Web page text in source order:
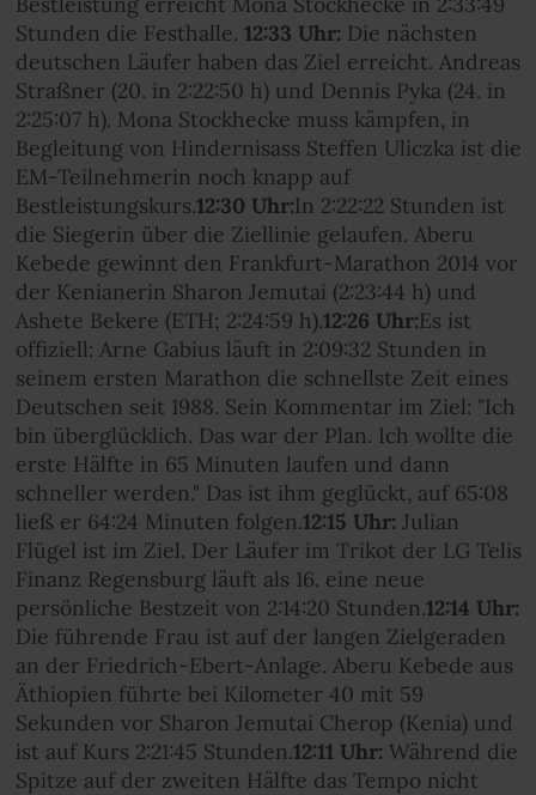
Stunden die Festhalle. 12:33 Uhr: Die nächsten
deutschen Läufer haben das Ziel erreicht. Andreas
Straßner (20. in 2:22:50 h) und Dennis Pyka (24. in
2:25:07 h). Mona Stockhecke muss kämpfen, in
Begleitung von Hindernisass Steffen Uliczka ist die
EM-Teilnehmerin noch knapp auf
Bestleistungskurs.12:30 Uhr:In 2:22:22 Stunden ist
die Siegerin über die Ziellinie gelaufen. Aberu
Kebede gewinnt den Frankfurt-Marathon 2014 vor
der Kenianerin Sharon Jemutai (2:23:44 h) und
Ashete Bekere (ETH; 2:24:59 h).12:26 Uhr:Es ist
offiziell: Arne Gabius läuft in 2:09:32 Stunden in
seinem ersten Marathon die schnellste Zeit eines
Deutschen seit 1988. Sein Kommentar im Ziel: "Ich
bin überglücklich. Das war der Plan. Ich wollte die
erste Hälfte in 65 Minuten laufen und dann
schneller werden." Das ist ihm geglückt, auf 65:08
ließ er 64:24 Minuten folgen.12:15 Uhr: Julian
Flügel ist im Ziel. Der Läufer im Trikot der LG Telis
Finanz Regensburg läuft als 16. eine neue
persönliche Bestzeit von 2:14:20 Stunden.12:14 Uhr:
Die führende Frau ist auf der langen Zielgeraden
an der Friedrich-Ebert-Anlage. Aberu Kebede aus
Äthiopien führte bei Kilometer 40 mit 59
Sekunden vor Sharon Jemutai Cherop (Kenia) und
ist auf Kurs 2:21:45 Stunden.12:11 Uhr: Während die
Spitze auf der zweiten Hälfte das Tempo nicht